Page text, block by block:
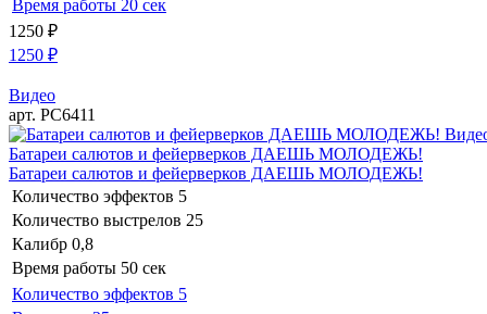
Время работы 20 сек
1250 ₽
1250 ₽
Видео
арт. РС6411
Батареи салютов и фейерверков ДАЕШЬ МОЛОДЕЖЬ!
Батареи салютов и фейерверков ДАЕШЬ МОЛОДЕЖЬ!
Количество эффектов 5
Количество выстрелов 25
Калибр 0,8
Время работы 50 сек
Количество эффектов 5